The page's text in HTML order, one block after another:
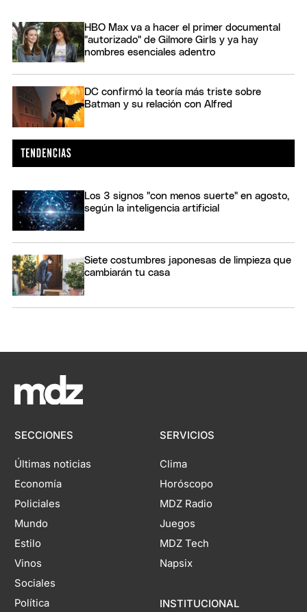
HBO Max va a hacer el primer documental
"autorizado" de Gilmore Girls y ya hay
nombres esenciales adentro
DC confirmó la teoría más triste sobre
Batman y su relación con Alfred
Los 3 signos "con menos suerte" en agosto,
según la inteligencia artificial
Siete costumbres japonesas de limpieza que
cambiarán tu casa
SECCIONES
Últimas noticias
Economía
Policiales
Mundo
Estilo
Vinos
Sociales
Política
SERVICIOS
Clima
Horóscopo
MDZ Radio
Juegos
MDZ Tech
Napsix
INSTITUCIONAL